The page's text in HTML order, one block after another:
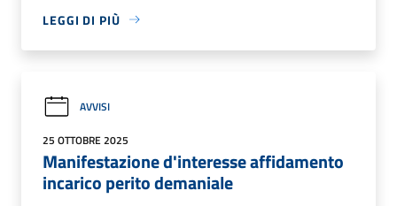
LEGGI DI PIÙ
AVVISI
25 OTTOBRE 2025
Manifestazione d'interesse affidamento
incarico perito demaniale